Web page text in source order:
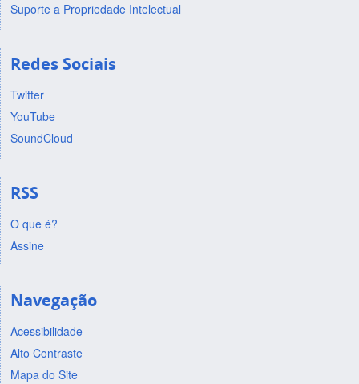
Suporte a Propriedade Intelectual
Redes Sociais
Twitter
YouTube
SoundCloud
RSS
O que é?
Assine
Navegação
Acessibilidade
Alto Contraste
Mapa do Site